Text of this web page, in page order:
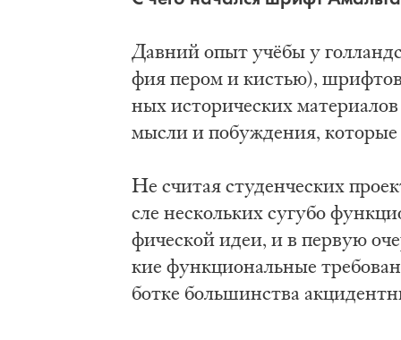
Дав­ний опыт учёбы у
фия пе­ром и ки­стью),
ных ис­то­ри­че­ских
мыс­ли и по­бу­жде­ния,
Не счи­тая сту­ден­че­ских
сле не­сколь­ких су­гу­бо
фи­че­ской идеи, и в пер­вую
кие функ­ци­о­наль­ные
бот­ке боль­шин­ства